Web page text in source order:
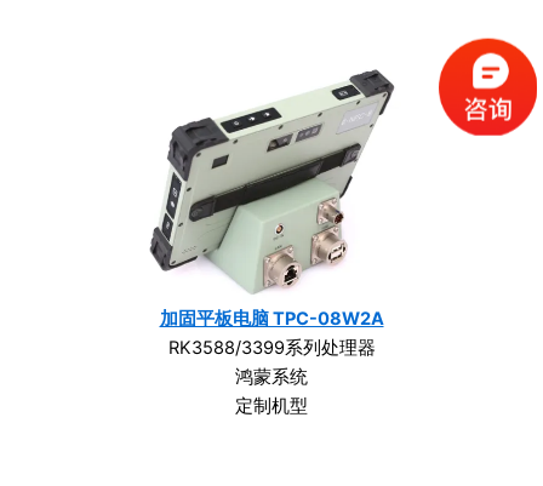
加固平板电脑 TPC-08W2A
RK3588/3399系列处理器
鸿蒙系统
定制机型